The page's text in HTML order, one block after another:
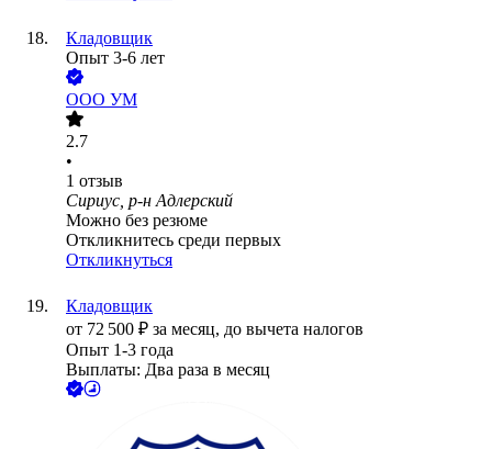
Кладовщик
Опыт 3-6 лет
ООО УМ
2.7
•
1 отзыв
Сириус, р-н Адлерский
Можно без резюме
Откликнитесь среди первых
Откликнуться
Кладовщик
от 72 500 ₽ за месяц, до вычета налогов
Опыт 1-3 года
Выплаты: Два раза в месяц